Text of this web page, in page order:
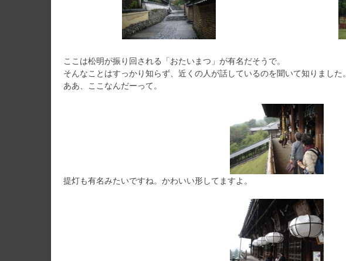
ここは松明が振り回される「おたいまつ」が有名だそうで。
そんなことはすっかり知らず、近くの人が話しているのを聞いて知りました。
ああ、ここなんだーって。
提灯も有名みたいですね。かわいい形してますよ。